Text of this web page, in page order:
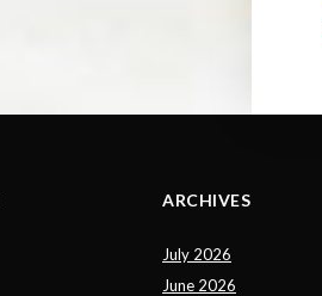
ARCHIVES
July 2026
June 2026